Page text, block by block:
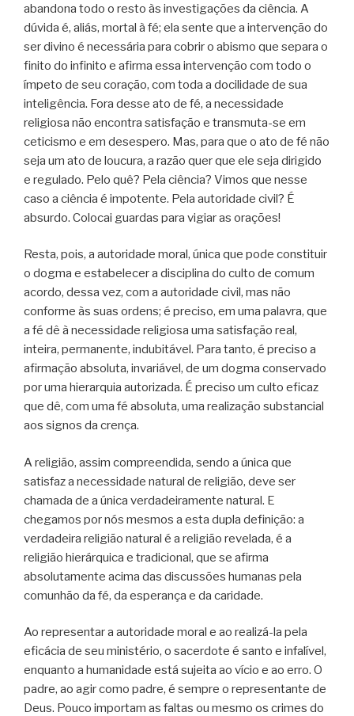
abandona todo o resto às investigações da ciência. A
dúvida é, aliás, mortal à fé; ela sente que a intervenção do
ser divino é necessária para cobrir o abismo que separa o
finito do infinito e afirma essa intervenção com todo o
ímpeto de seu coração, com toda a docilidade de sua
inteligência. Fora desse ato de fé, a necessidade
religiosa não encontra satisfação e transmuta-se em
ceticismo e em desespero. Mas, para que o ato de fé não
seja um ato de loucura, a razão quer que ele seja dirigido
e regulado. Pelo quê? Pela ciência? Vimos que nesse
caso a ciência é impotente. Pela autoridade civil? É
absurdo. Colocai guardas para vigiar as orações!
Resta, pois, a autoridade moral, única que pode constituir
o dogma e estabelecer a disciplina do culto de comum
acordo, dessa vez, com a autoridade civil, mas não
conforme às suas ordens; é preciso, em uma palavra, que
a fé dê à necessidade religiosa uma satisfação real,
inteira, permanente, indubitável. Para tanto, é preciso a
afirmação absoluta, invariável, de um dogma conservado
por uma hierarquia autorizada. É preciso um culto eficaz
que dê, com uma fé absoluta, uma realização substancial
aos signos da crença.
A religião, assim compreendida, sendo a única que
satisfaz a necessidade natural de religião, deve ser
chamada de a única verdadeiramente natural. E
chegamos por nós mesmos a esta dupla definição: a
verdadeira religião natural é a religião revelada, é a
religião hierárquica e tradicional, que se afirma
absolutamente acima das discussões humanas pela
comunhão da fé, da esperança e da caridade.
Ao representar a autoridade moral e ao realizá-la pela
eficácia de seu ministério, o sacerdote é santo e infalível,
enquanto a humanidade está sujeita ao vício e ao erro. O
padre, ao agir como padre, é sempre o representante de
Deus. Pouco importam as faltas ou mesmo os crimes do